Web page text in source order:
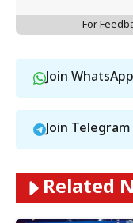
For
Join WhatsApp
Join Telegram
Related